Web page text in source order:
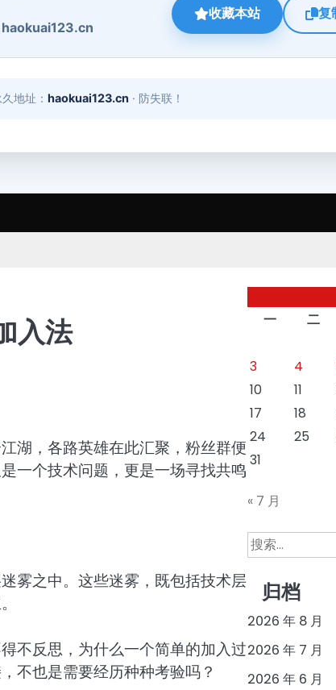
入法
湖，各路英雄在此汇聚，粉丝群便
一个技术问题，更是一场寻找共鸣
雾之中。这些迷雾，既包括技术层
不反思，为什么一个简单的加入过
不也是需要经历种种考验吗？
一
二
3
4
10
11
17
18
24
25
31
« 7 月
搜
索：
归档
2026 年 8 月
2026 年 7 月
2026 年 6 月